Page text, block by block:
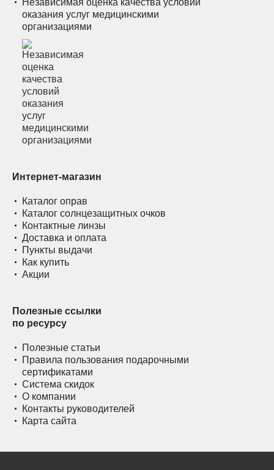
Независимая оценка качества условий
оказания услуг медицинскими
организациями
Интернет-магазин
Каталог оправ
Каталог солнцезащитных очков
Контактные линзы
Доставка и оплата
Пункты выдачи
Как купить
Акции
Полезные ссылки
по ресурсу
Полезные статьи
Правила пользования подарочными
сертификатами
Система скидок
О компании
Контакты руководителей
Карта сайта